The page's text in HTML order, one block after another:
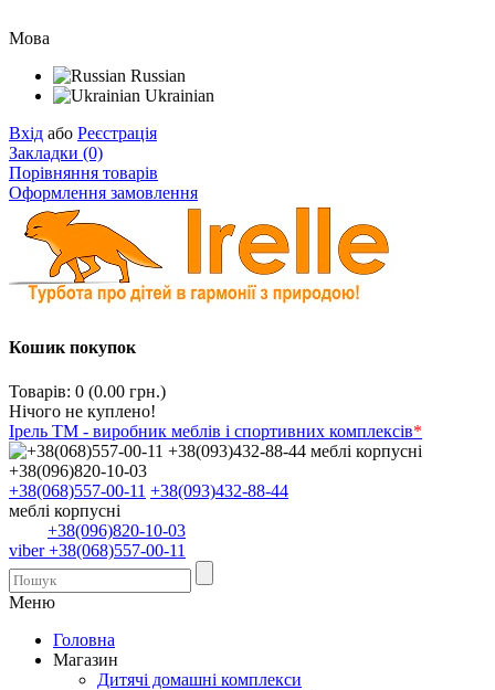
Мова
Russian
Ukrainian
Вхід або Реєстрація
Закладки (0)
Порівняння товарів
Оформлення замовлення
Кошик покупок
Товарів: 0 (0.00 грн.)
Нічого не куплено!
Ірель ТМ - виробник меблів і спортивних комплексів*
+38(068)557-00-11 +38(093)432-88-44
меблі корпусні
+38(096)820-10-03
viber +38(068)557-00-11
Меню
Головна
Магазин
Дитячі домашні комплекси